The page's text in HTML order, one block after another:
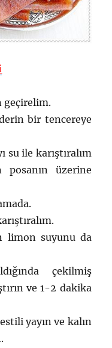
geçirelim.
bir tencereye
su ile karıştıralım
posanın üzerine
limon suyunu da
çekilmiş
ve 1-2 dakika
yayın ve kalın